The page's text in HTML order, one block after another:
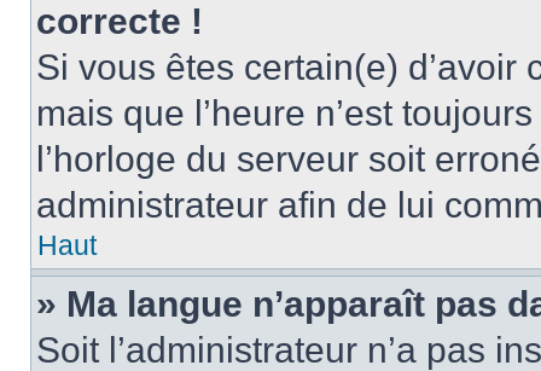
correcte !
Si vous êtes certain(e)
mais que l’heure n’est
l’horloge du serveur soit
administrateur afin de lui
Haut
» Ma langue n’apparaît pas
Soit l’administrateur n’a pas